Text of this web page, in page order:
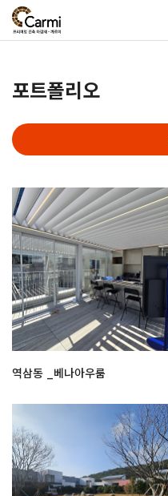
포트폴리오
역삼동 _베나아우룸